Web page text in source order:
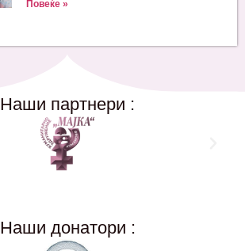
Повеќе »
Наши партнери :
Наши донатори :